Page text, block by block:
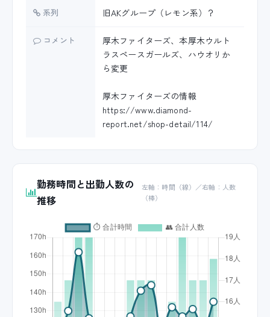
系列 旧AKグループ（レモン系）？
コメント
厚木ファイターズ、本厚木ウルト
ラスペースガールズ、ハウオリか
ら変更
厚木ファイターズの情報
https://www.diamond-
report.net/shop-detail/114/
勤務時間と出勤人数の
推移
左軸：時間（線）／右軸：人数
（棒）